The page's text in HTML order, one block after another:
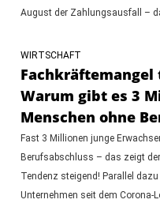
August der Zahlungsausfall –
WIRTSCHAFT
Warum gibt es 3
Menschen ohne
Fast 3 Millionen junge
Berufsabschluss – das zeigt
Tendenz steigend! Parallel
Unternehmen seit dem Corona-